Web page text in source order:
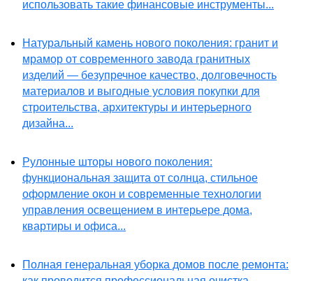
использовать такие финансовые инструменты...
Натуральный камень нового поколения: гранит и
мрамор от современного завода гранитных
изделий — безупречное качество, долговечность
материалов и выгодные условия покупки для
строительства, архитектуры и интерьерного
дизайна...
Рулонные шторы нового поколения:
функциональная защита от солнца, стильное
оформление окон и современные технологии
управления освещением в интерьере дома,
квартиры и офиса...
Полная генеральная уборка домов после ремонта: